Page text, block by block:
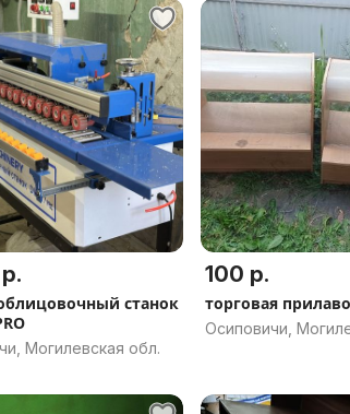
станок
Могилевская обл.
100 р.
торговая
Осиповичи,